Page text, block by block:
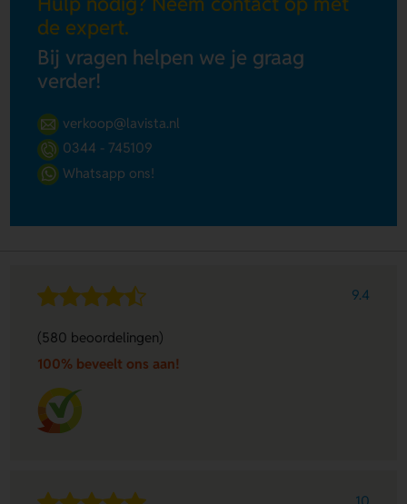
de expert.
Bij vragen helpen we je graag
verder!
verkoop@lavista.nl
0344 - 745109
Whatsapp ons!
9.4
(580 beoordelingen)
100% beveelt ons aan!
10